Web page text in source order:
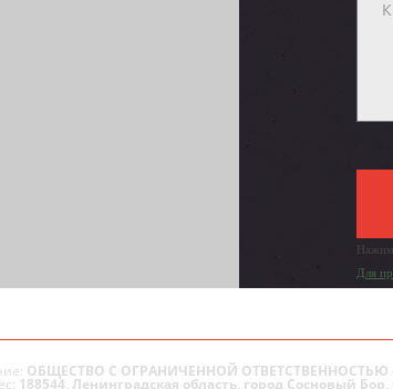
Для
ОБЩЕСТВО С ОГРАНИЧЕННОЙ
188544, Ленинградская область, город Сосновый